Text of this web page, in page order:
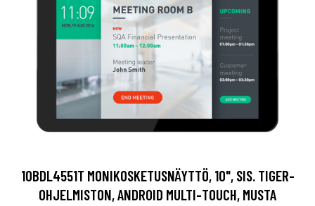
10BDL4551T MONIKOSKETUSNÄYTTÖ, 10", SIS. TIGER-
OHJELMISTON, ANDROID MULTI-TOUCH, MUSTA